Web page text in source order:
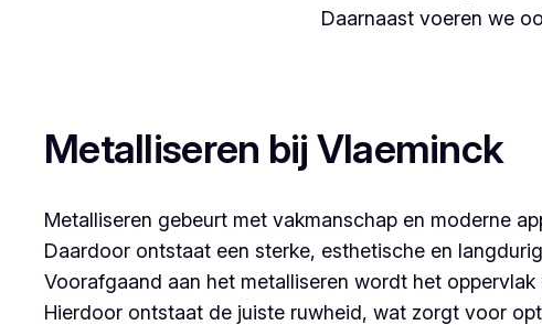
Daarnaast voeren we
Metalliseren bij Vlaeminck
Metalliseren gebeurt met vakmanschap en moderne
Daardoor ontstaat een sterke, esthetische en
Voorafgaand aan het metalliseren wordt het
Hierdoor ontstaat de juiste ruwheid, wat zorgt voor